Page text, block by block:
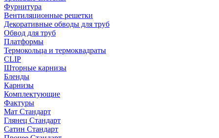
Фурнитура
Вентиляционные решетки
Декоративные обводы для труб
Обвод для труб
Платформы
Термокольца и термоквадраты
CLIP
Шторные карнизы
Бленды
Карнизы
Комплектующие
Фактуры
Мат Стандарт
Глянец Стандарт
Сатин Стандарт